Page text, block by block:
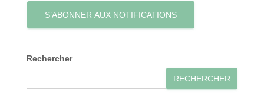
S’ABONNER AUX NOTIFICATIONS
Rechercher
RECHERCHER